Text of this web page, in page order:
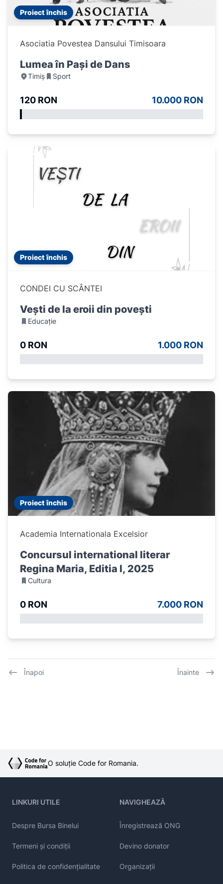
Proiect închis
Asociatia Povestea Dansului Timisoara
Lumea în Pași de Dans
Timiș Sport
120 RON 10.000 RON
Proiect închis
CONDEI CU SCÂNTEI
Vești de la eroii din povești
Educație
0 RON 1.000 RON
Proiect închis
Academia Internationala Excelsior
Concursul international literar
Regina Maria, Editia I, 2025
Cultura
0 RON 7.000 RON
Înapoi Înainte
O soluție Code for Romania.
LINKURI UTILE
Despre Bursa Binelui
Termeni și condiții
Politica de confidențialitate
NAVIGHEAZĂ
Înregistrează ONG
Devino donator
Organizații